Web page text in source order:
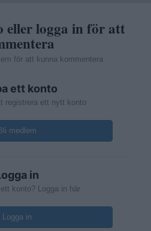
eller logga in för att
för att kunna kommentera
ett konto
registrera ett nytt konto
medlem
in
konto? Logga in här
Logga in